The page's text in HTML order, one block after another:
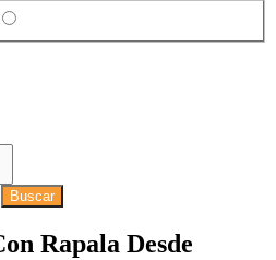
Buscar
Rapala Desde